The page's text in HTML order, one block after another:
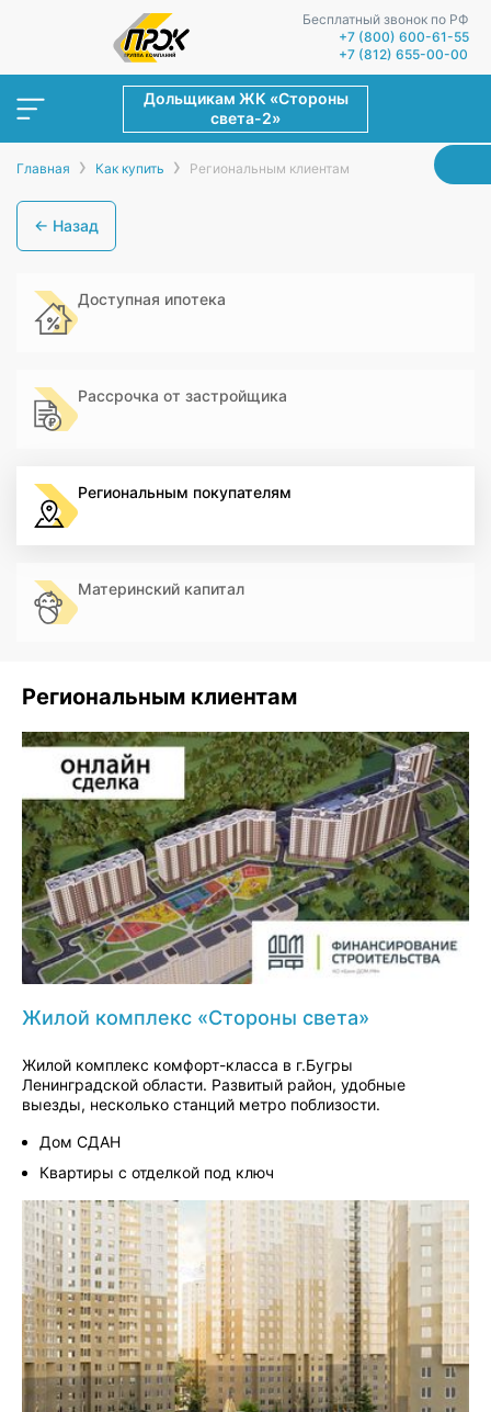
Бесплатный звонок по РФ
+7 (800) 600-61-55
+7 (812) 655-00-00
Дольщикам ЖК «Стороны
света-2»
Главная › Как купить › Региональным клиентам
← Назад
Доступная ипотека
Рассрочка от застройщика
Региональным покупателям
Материнский капитал
Региональным клиентам
Жилой комплекс «Стороны света»
Жилой комплекс комфорт-класса в г.Бугры
Ленинградской области. Развитый район, удобные
выезды, несколько станций метро поблизости.
Дом СДАН
Квартиры с отделкой под ключ